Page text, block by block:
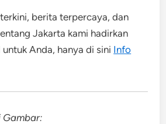
berita terpercaya, dan
Jakarta kami hadirkan
Anda, hanya di sini Info
Gambar: